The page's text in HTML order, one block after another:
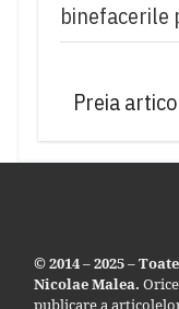
binefacerile
Preia
© 2014 – 2025 –
Nicolae Malea.
publicare a